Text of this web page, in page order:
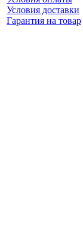
Условия доставки
Гарантия на товар